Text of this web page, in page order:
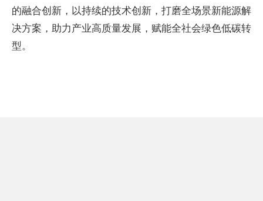
的融合创新，以持续的技术创新，打磨全场景新能源解
决方案，助力产业高质量发展，赋能全社会绿色低碳转
型。